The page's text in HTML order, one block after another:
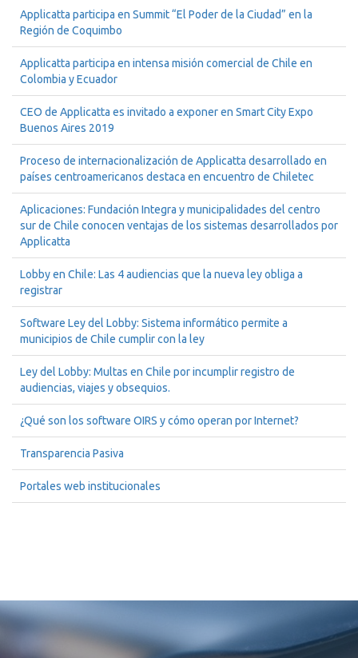
Applicatta participa en Summit “El Poder de la Ciudad” en la
Región de Coquimbo
Applicatta participa en intensa misión comercial de Chile en
Colombia y Ecuador
CEO de Applicatta es invitado a exponer en Smart City Expo
Buenos Aires 2019
Proceso de internacionalización de Applicatta desarrollado en
países centroamericanos destaca en encuentro de Chiletec
Aplicaciones: Fundación Integra y municipalidades del centro
sur de Chile conocen ventajas de los sistemas desarrollados por
Applicatta
Lobby en Chile: Las 4 audiencias que la nueva ley obliga a
registrar
Software Ley del Lobby: Sistema informático permite a
municipios de Chile cumplir con la ley
Ley del Lobby: Multas en Chile por incumplir registro de
audiencias, viajes y obsequios.
¿Qué son los software OIRS y cómo operan por Internet?
Transparencia Pasiva
Portales web institucionales